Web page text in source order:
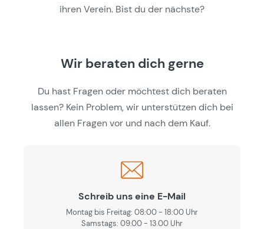
ihren Verein. Bist du der nächste?
Wir beraten dich gerne
Du hast Fragen oder möchtest dich beraten
lassen? Kein Problem, wir unterstützen dich bei
allen Fragen vor und nach dem Kauf.
Schreib uns eine E-Mail
Montag bis Freitag: 08:00 - 18:00 Uhr
Samstags: 09.00 - 13.00 Uhr